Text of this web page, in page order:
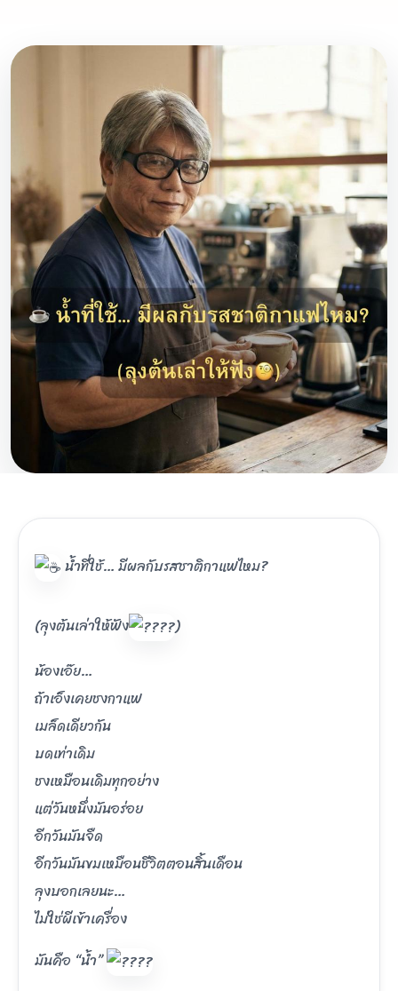
น้ำที่ใช้… มีผลกับรสชาติกาแฟไหม?
(ลุงต้นเล่าให้ฟัง
)
น้องเอ๊ย…
ถ้าเอ็งเคยชงกาแฟ
เมล็ดเดียวกัน
บดเท่าเดิม
ชงเหมือนเดิมทุกอย่าง
แต่วันหนึ่งมันอร่อย
อีกวันมันจืด
อีกวันมันขมเหมือนชีวิตตอนสิ้นเดือน
ลุงบอกเลยนะ…
ไม่ใช่ผีเข้าเครื่อง
มันคือ “น้ำ”